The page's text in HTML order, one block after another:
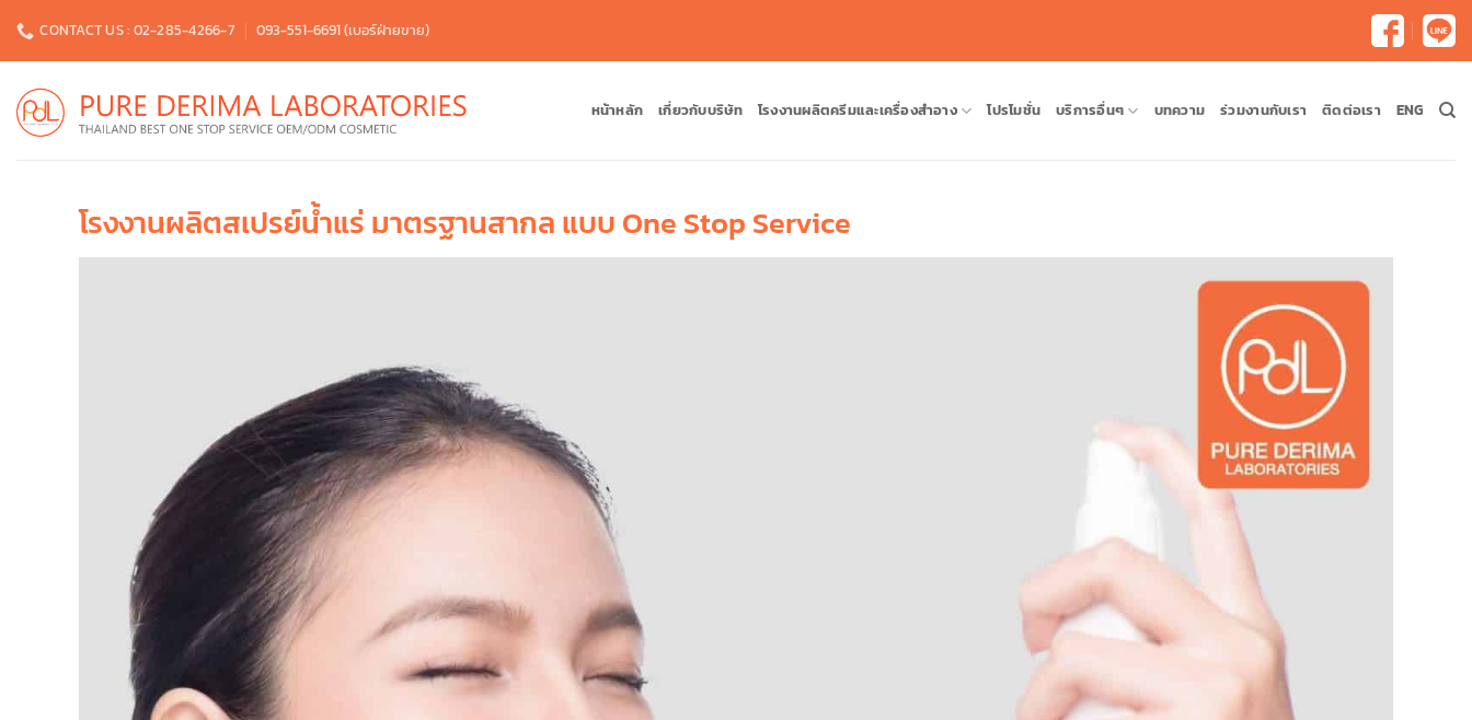
content
CONTACT US : 02-285-4266-7 093-551-6691 (เบอร์ฝ่ายขาย)
หน้าหลัก เกี่ยวกับบริษัท โรงงานผลิตครีมและเครื่องสำอาง โปรโมชั่น บริการอื่นๆ บทความ ร่วมงานกับเรา ติดต่อเรา ENG
โรงงานผลิตสเปรย์น้ำแร่ มาตรฐานสากล แบบ One Stop Service